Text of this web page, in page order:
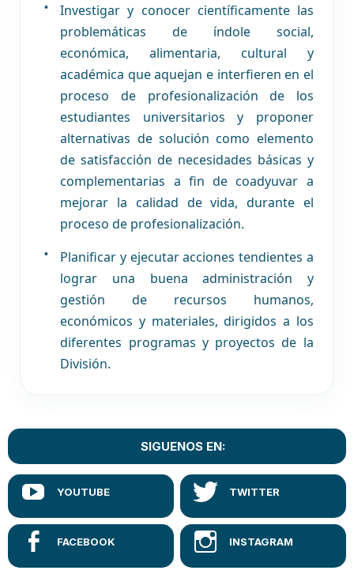
Investigar y conocer científicamente las
problemáticas de índole social,
económica, alimentaria, cultural y
académica que aquejan e interfieren en el
proceso de profesionalización de los
estudiantes universitarios y proponer
alternativas de solución como elemento
de satisfacción de necesidades básicas y
complementarias a fin de coadyuvar a
mejorar la calidad de vida, durante el
proceso de profesionalización.
Planificar y ejecutar acciones tendientes a
lograr una buena administración y
gestión de recursos humanos,
económicos y materiales, dirigidos a los
diferentes programas y proyectos de la
División.
SIGUENOS EN: